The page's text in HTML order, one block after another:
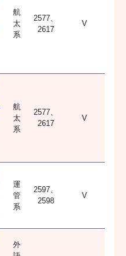
航
太
系
2577、
2617
V
航
太
系
2577、
2617
V
運
管
系
2597、
2598
V
外